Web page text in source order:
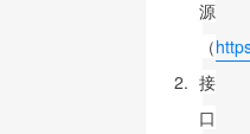
源
（
接
口